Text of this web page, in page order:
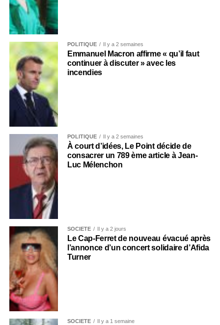
POLITIQUE Il y a 2 semaines
Emmanuel Macron affirme « qu’il faut
continuer à discuter » avec les
incendies
POLITIQUE Il y a 2 semaines
À court d’idées, Le Point décide de
consacrer un 789 ème article à Jean-
Luc Mélenchon
SOCIÉTÉ Il y a 2 jours
Le Cap-Ferret de nouveau évacué après
l’annonce d’un concert solidaire d’Afida
Turner
SOCIÉTÉ Il y a 1 semaine